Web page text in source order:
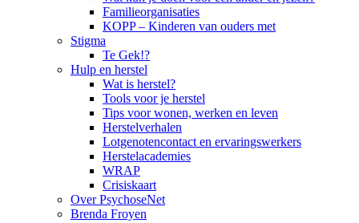
Familieorganisaties
KOPP – Kinderen van ouders met
Stigma
Te Gek!?
Hulp en herstel
Wat is herstel?
Tools voor je herstel
Tips voor wonen, werken en leven
Herstelverhalen
Lotgenotencontact en ervaringswerkers
Herstelacademies
WRAP
Crisiskaart
Over PsychoseNet
Brenda Froyen